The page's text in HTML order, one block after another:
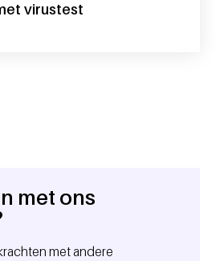
virustest
meten met virustest
met ons
met andere